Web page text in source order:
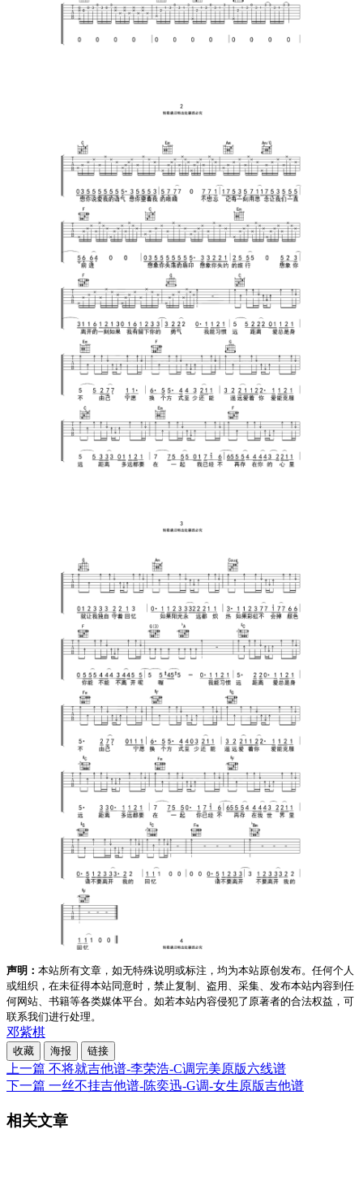
声明： 本站所有文章，如无特殊说明或标注，均为本站原创发布。任何个人
或组织，在未征得本站同意时，禁止复制、盗用、采集、发布本站内容到任
何网站、书籍等各类媒体平台。如若本站内容侵犯了原著者的合法权益，可
联系我们进行处理。
邓紫棋
收藏 海报 链接
上一篇 不将就吉他谱-李荣浩-C调完美原版六线谱
下一篇 一丝不挂吉他谱-陈奕迅-G调-女生原版吉他谱
相关文章